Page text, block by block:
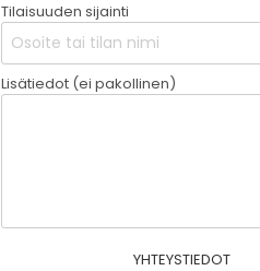
Tilaisuuden sijainti
Lisätiedot (ei pakollinen)
YHTEYSTIEDOT